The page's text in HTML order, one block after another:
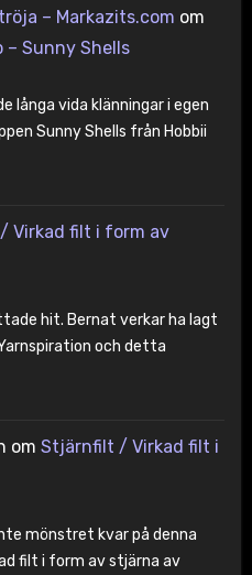
– Markazits.com om
– Sunny Shells
långa vida klänningar i egen
Sunny Shells från Hobbii
Virkad filt i form av
hit. Bernat verkar ha lagt
och detta
om Stjärnfilt / Virkad filt i
mönstret kvar på denna
filt i form av stjärna av